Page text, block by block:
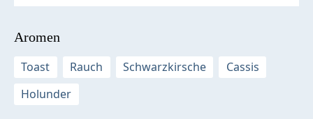
Aromen
Toast
Rauch Schwarzkirsche
Cassis
Holunder